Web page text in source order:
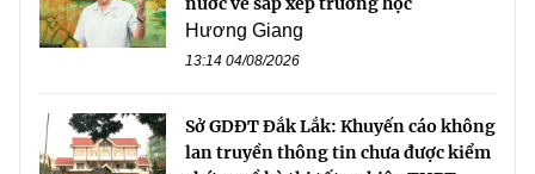
Hương Giang
13:14 04/08/2026
Sở GDĐT Đắk Lắk: Khuyến cáo không
lan truyền thông tin chưa được kiểm